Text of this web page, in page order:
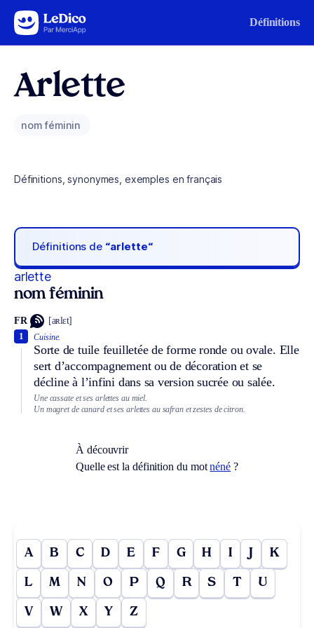
Aller au contenu Définitions
Arlette
nom féminin
Définitions, synonymes, exemples en français
Définitions de “arlette“
arlette
nom féminin
FR [aʀlɛt]
Cuisine.
Sorte de tuile feuilletée de forme ronde ou ovale. Elle
sert d’accompagnement ou de décoration et se
décline à l’infini dans sa version sucrée ou salée.
1
Une cassate et ses arlettes au miel.
Un magret de canard et ses arlettes au safran et zestes de citron.
À découvrir
Quelle est la définition du motnéné ?
A B C D E F G H I J K
L M N O P Q R S T U
V W X Y Z